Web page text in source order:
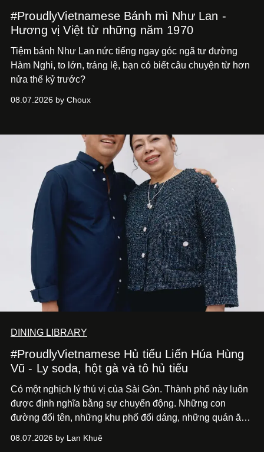
#ProudlyVietnamese Bánh mì Như Lan -
Hương vị Việt từ những năm 1970
Tiệm bánh Như Lan nức tiếng ngay góc ngã tư đường
Hàm Nghi, to lớn, tráng lệ, bạn có biết câu chuyện từ hơn
nửa thế kỷ trước?
08.07.2026 by Choux
DINING LIBRARY
#ProudlyVietnamese Hủ tiếu Liến Húa Hùng
Vũ - Ly soda, hột gà và tô hủ tiếu
Có một nghịch lý thú vị của Sài Gòn. Thành phố này luôn
được định nghĩa bằng sự chuyển động. Những con
đường đổi tên, những khu phố đổi dáng, những quán ăn
nói về cái mới, về xu hướng tiếp theo, về những điều
08.07.2026 by Lan Khuê